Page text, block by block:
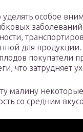
уделять особое
для
покупатели
что затрудняет
малину
со средним